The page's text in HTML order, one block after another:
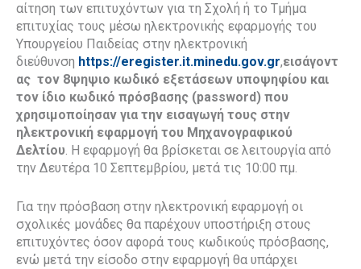
αίτηση των επιτυχόντων για τη Σχολή ή το Τμήμα
επιτυχίας τους μέσω ηλεκτρονικής εφαρμογής του
Υπουργείου Παιδείας στην ηλεκτρονική
διεύθυνση https://eregister.it.minedu.gov.gr,εισάγοντ
ας τον 8ψηψιο κωδικό εξετάσεων υποψηφίου και
τον ίδιο κωδικό πρόσβασης (password) που
χρησιμοποίησαν για την εισαγωγή τους στην
ηλεκτρονική εφαρμογή του Μηχανογραφικού
Δελτίου. Η εφαρμογή θα βρίσκεται σε λειτουργία από
την Δευτέρα 10 Σεπτεμβρίου, μετά τις 10:00 πμ.
Για την πρόσβαση στην ηλεκτρονική εφαρμογή οι
σχολικές μονάδες θα παρέχουν υποστήριξη στους
επιτυχόντες όσον αφορά τους κωδικούς πρόσβασης,
ενώ μετά την είσοδο στην εφαρμογή θα υπάρχει